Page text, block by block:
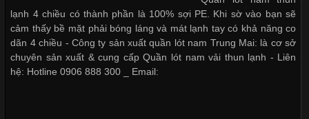
nhất trong ngành thời trang nhờ đặc tính co giãn, mềm mại và
thoải mái khi mặc. Từ áo thun, đồ thể thao cho đến đồ lót nam,
vải thun luôn đóng vai trò quan trọng trong quá trình sản xuất.
Hiện nay, nhu cầu tìm kiếm quần lót nam giá
lạnh 4 chiều có thành phần là 100% sợi PE. Khi sờ vào bạn sẽ
cảm thấy bề mặt phải bóng láng và mát lạnh tay có khả năng co
dãn 4 chiều - Công ty sản xuất quần lót nam Trung Mai: là cơ sở
chuyên sản xuất & cung cấp Quần lót nam vải thun lạnh - Liên
hệ: Hotline 0906 888 300 _ Email: